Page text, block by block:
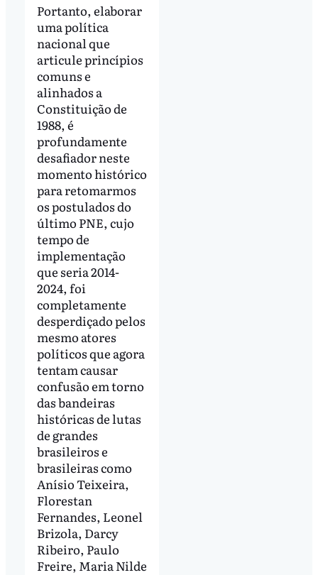
Portanto, elaborar
uma política
nacional que
articule princípios
comuns e
alinhados a
Constituição de
1988, é
profundamente
desafiador neste
momento histórico
para retomarmos
os postulados do
último PNE, cujo
tempo de
implementação
que seria 2014-
2024, foi
completamente
desperdiçado pelos
mesmo atores
políticos que agora
tentam causar
confusão em torno
das bandeiras
históricas de lutas
de grandes
brasileiros e
brasileiras como
Anísio Teixeira,
Florestan
Fernandes, Leonel
Brizola, Darcy
Ribeiro, Paulo
Freire, Maria Nilde